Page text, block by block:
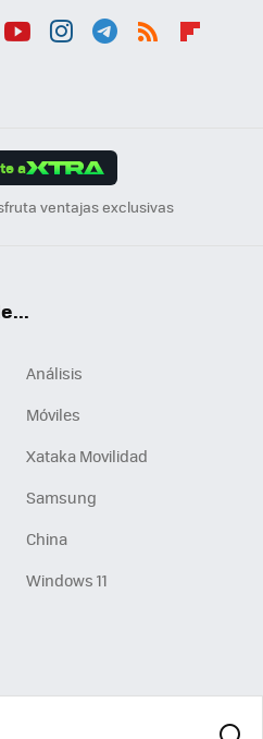
a
ventajas exclusivas
Análisis
Móviles
Xataka Movilidad
Samsung
China
Windows 11